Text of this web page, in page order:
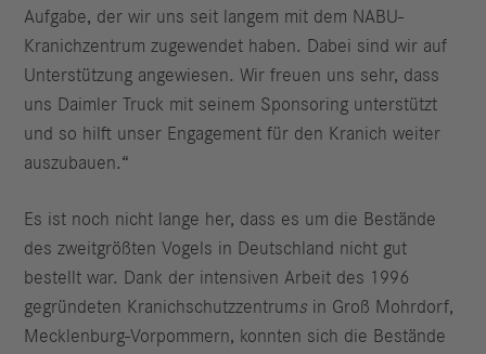
Aufgabe, der wir uns seit langem mit dem NABU-
Kranichzentrum zugewendet haben. Dabei sind wir auf
Unterstützung angewiesen. Wir freuen uns sehr, dass
uns Daimler Truck mit seinem Sponsoring unterstützt
und so hilft unser Engagement für den Kranich weiter
auszubauen.“
Es ist noch nicht lange her, dass es um die Bestände
des zweitgrößten Vogels in Deutschland nicht gut
bestellt war. Dank der intensiven Arbeit des 1996
gegründeten Kranichschutzzentrums in Groß Mohrdorf,
Mecklenburg-Vorpommern, konnten sich die Bestände